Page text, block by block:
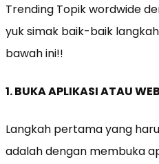
Trending Topik wordwide
yuk simak baik-baik
bawah ini!!
1. BUKA APLIKASI ATAU
Langkah pertama yang
adalah dengan membuka